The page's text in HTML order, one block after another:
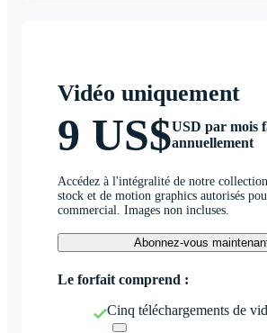
Vidéo uniquement
9 US$USD par mois
annuellement
Accédez à l'intégralité de notre
stock et de motion graphics autorisés
commercial. Images non incluses.
Abonnez-vous
Le forfait comprend :
Cinq téléchargements de